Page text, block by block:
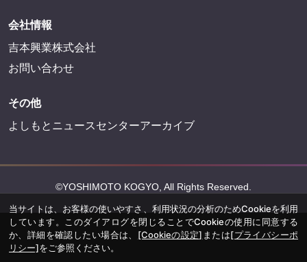
会社情報
吉本興業株式会社
お問い合わせ
その他
よしもとニュースセンターアーカイブ
©YOSHIMOTO KOGYO, All Rights Reserved.
当サイトは、お客様の使いやすさ、利用状況の分析のためCookieを利用
しています。このダイアログを閉じることでCookieの使用に同意する
か、詳細を確認したい場合は、 [Cookieの設定] または[プライバシーポ
リシー]をご参照ください。